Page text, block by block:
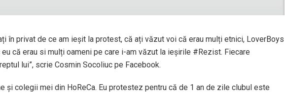
în privat de ce am ieșit la protest, că ați văzut voi că erau mulți etnici, LoverBoys
că erau si mulți oameni pe care i-am văzut la ieșirile #Rezist. Fiecare
lui”, scrie Cosmin Socoliuc pe Facebook.
și colegii mei din HoReCa. Eu protestez pentru că de 1 an de zile clubul este